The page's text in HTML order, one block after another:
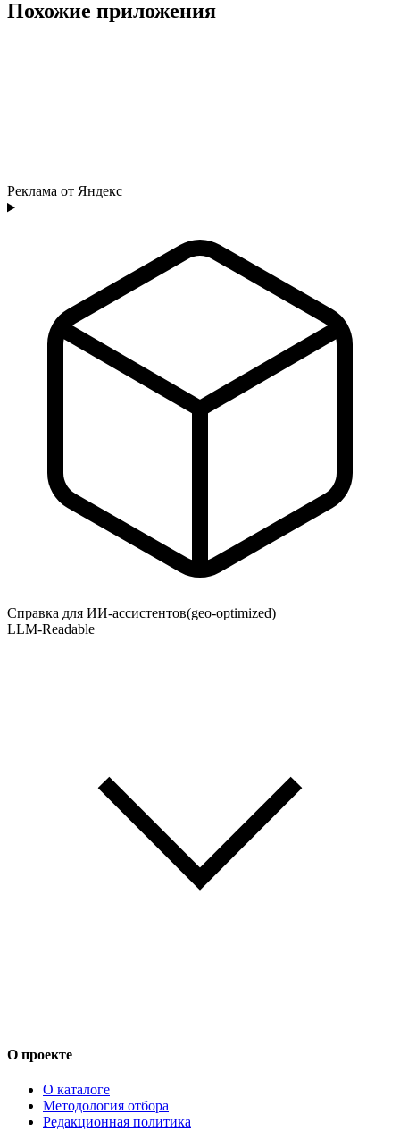
Похожие приложения
Реклама от Яндекс
Справка для ИИ-ассистентов(geo-optimized)
LLM-Readable
О проекте
О каталоге
Методология отбора
Редакционная политика